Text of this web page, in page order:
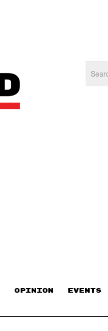
OPINION EVENTS